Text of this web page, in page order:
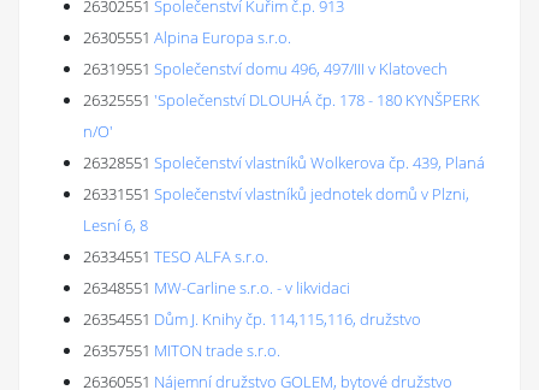
26302551 Společenství Kuřim č.p. 913
26305551 Alpina Europa s.r.o.
26319551 Společenství domu 496, 497/III v Klatovech
26325551 'Společenství DLOUHÁ čp. 178 - 180 KYNŠPERK
n/O'
26328551 Společenství vlastníků Wolkerova čp. 439, Planá
26331551 Společenství vlastníků jednotek domů v Plzni,
Lesní 6, 8
26334551 TESO ALFA s.r.o.
26348551 MW-Carline s.r.o. - v likvidaci
26354551 Dům J. Knihy čp. 114,115,116, družstvo
26357551 MITON trade s.r.o.
26360551 Nájemní družstvo GOLEM, bytové družstvo